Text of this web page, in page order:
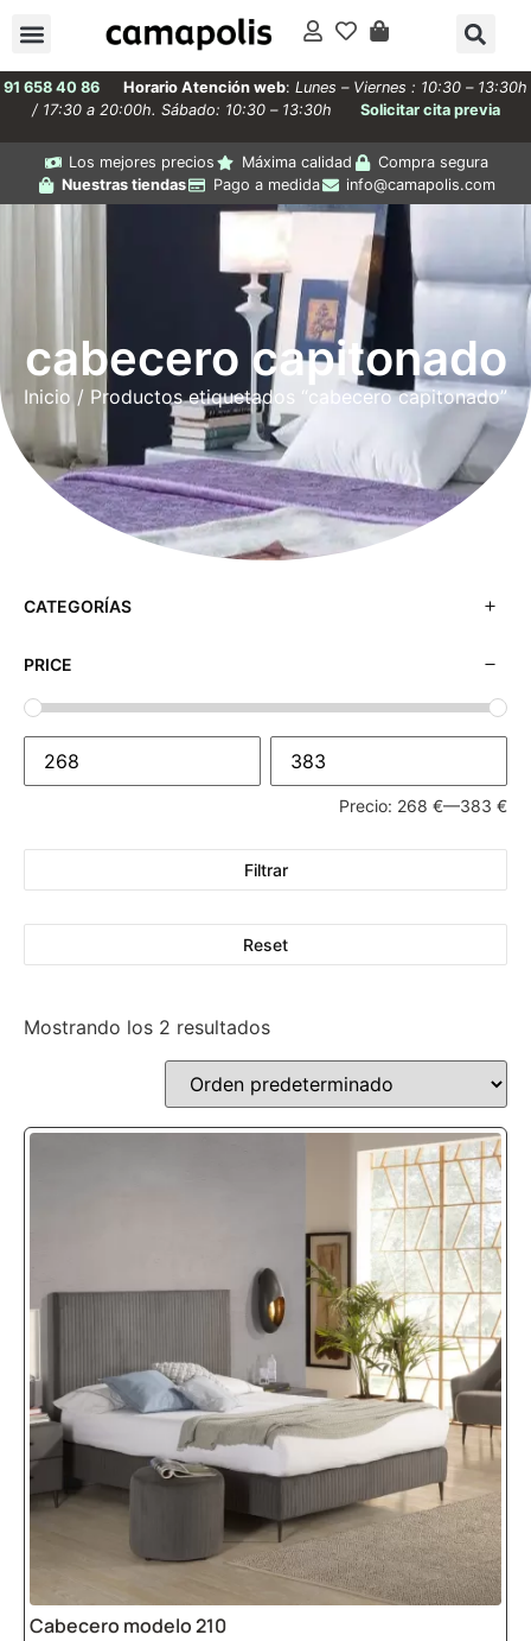
91 658 40 86 Horario Atención web: Lunes – Viernes : 10:30 – 13:30h
/ 17:30 a 20:00h. Sábado: 10:30 – 13:30h
Solicitar cita previa
Los mejores precios Máxima calidad
Compra segura
Nuestras tiendas
Pago a medida info@camapolis.com
cabecero capitonado
Inicio / Productos etiquetados “cabecero capitonado”
CATEGORÍAS
PRICE
Precio: 268 €—383 €
Filtrar
Reset
Mostrando los 2 resultados
Cabecero modelo 210